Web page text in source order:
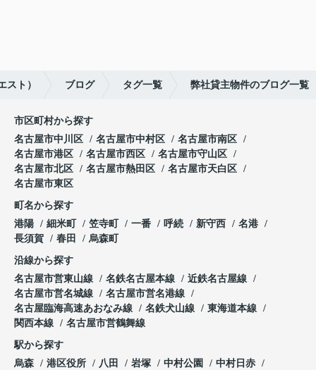
スト） ブログ タグ一覧 弊社貸主物件のブログ一覧
市区町村から探す
名古屋市中川区
名古屋市中村区
名古屋市南区
名古屋市港区
名古屋市西区
名古屋市守山区
名古屋市北区
名古屋市熱田区
名古屋市天白区
名古屋市東区
町名から探す
港陽
細米町 笠寺町 一番 呼続 新守西
名港
長須賀
春田 烏森町
沿線から探す
名古屋市営東山線
名鉄名古屋本線
近鉄名古屋線
名古屋市営名城線
名古屋市営名港線
名古屋臨海高速あおなみ線
名鉄犬山線
東海道本線
関西本線
名古屋市営鶴舞線
駅から探す
烏森
港区役所 八田 岩塚 中村公園
中村日赤